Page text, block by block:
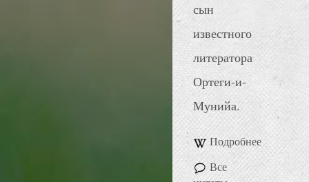
сын
известного
литератора
Ортеги-и-
Мунийа.
Подробнее
Все